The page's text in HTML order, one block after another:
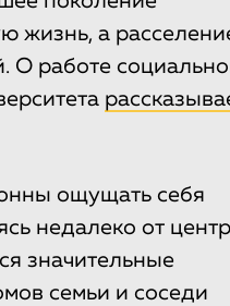
жизнь, а
О работе
ощущать себя
недалеко от
значительные
семьи и соседи